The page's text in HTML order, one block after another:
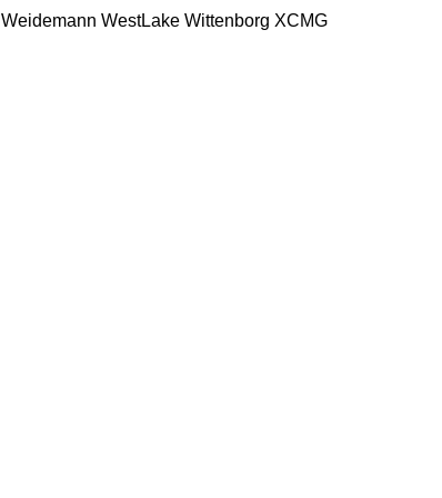
Weidemann WestLake Wittenborg XCMG